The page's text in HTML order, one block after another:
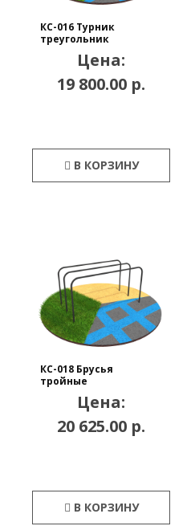
КС-016 Турник
треугольник
Цена:
19 800.00 р.
В КОРЗИНУ
КС-018 Брусья
тройные
Цена:
20 625.00 р.
В КОРЗИНУ